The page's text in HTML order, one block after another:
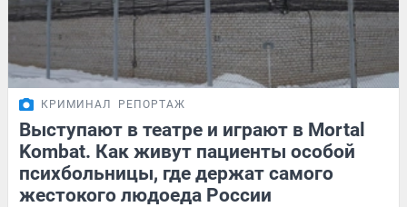
КРИМИНАЛ РЕПОРТАЖ
Выступают в театре и играют в Mortal
Kombat. Как живут пациенты особой
психбольницы, где держат самого
жестокого людоеда России